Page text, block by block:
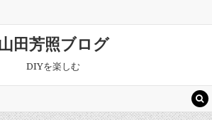
田芳照ブログ
DIYを楽しむ